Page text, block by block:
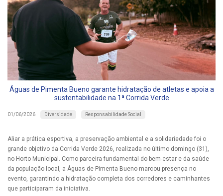
Águas de Pimenta Bueno garante hidratação de atletas e apoia a
sustentabilidade na 1ª Corrida Verde
01/06/2026 Diversidade Responsabilidade Social
Aliar a prática esportiva, a preservação ambiental e a solidariedade foi o
grande objetivo da Corrida Verde 2026, realizada no último domingo (31),
no Horto Municipal. Como parceira fundamental do bem-estar e da saúde
da população local, a Águas de Pimenta Bueno marcou presença no
evento, garantindo a hidratação completa dos corredores e caminhantes
que participaram da iniciativa.